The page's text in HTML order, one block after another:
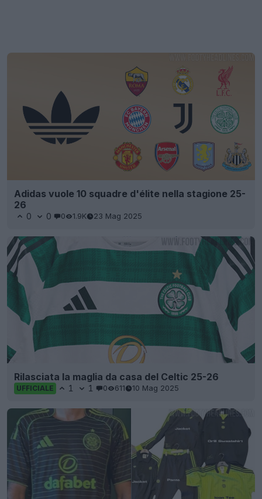
Adidas vuole 10 squadre d'élite nella stagione 25-
26
0 0 0 1.9K 23 Mag 2025
Rilasciata la maglia da casa del Celtic 25-26
UFFICIALE 1 1 0 611 10 Mag 2025